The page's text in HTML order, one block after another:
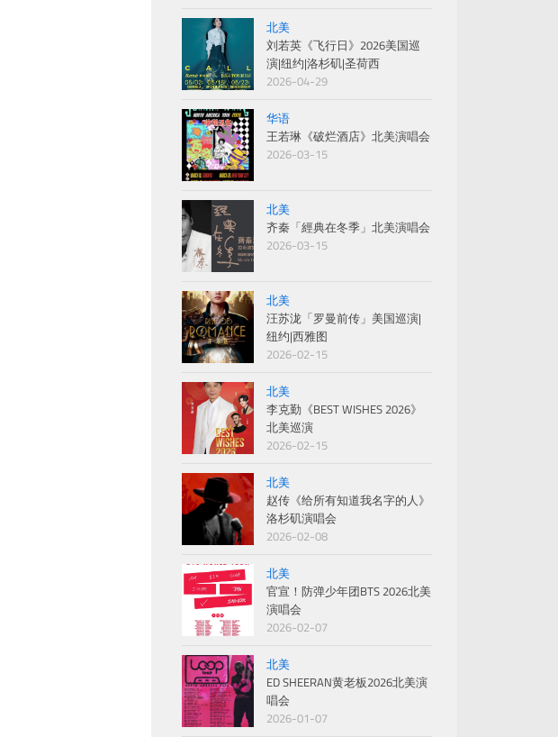
北美
刘若英《飞行日》2026美国巡
演|纽约|洛杉矶|圣荷西
2026-04-29
华语
王若琳《破烂酒店》北美演唱会
2026-03-15
北美
齐秦「經典在冬季」北美演唱会
2026-03-15
北美
汪苏泷「罗曼前传」美国巡演|
纽约|西雅图
2026-02-15
北美
李克勤《BEST WISHES 2026》
北美巡演
2026-02-15
北美
赵传《给所有知道我名字的人》
洛杉矶演唱会
2026-02-08
北美
官宣！防弹少年团BTS 2026北美
演唱会
2026-02-07
北美
ED SHEERAN黄老板2026北美演
唱会
2026-01-07